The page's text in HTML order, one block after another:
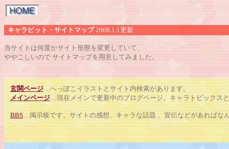
キャラピット・サイトマップ2008.1.1更新
当サイトは何度かサイト形態を変更していて、
ややこしいので サイトマップを用意してみました。
玄関ページ…へっぽこイラストとサイト内検索があります。
メインページ…現在メインで更新中のブログページ。キャラトピックス
BBS…掲示板です。サイトの感想、キャラな話題 、宣伝などがあればな